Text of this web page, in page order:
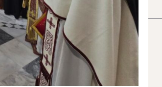
Θεσσαλονίκης Φιλόθεος
στην Κατασκήνωση
«ΘΕΟΣΚΕΠΑΣΤΗ»